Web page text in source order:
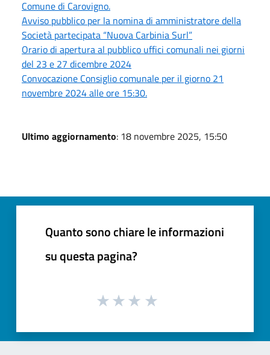
Comune di Carovigno.
Avviso pubblico per la nomina di amministratore della
Società partecipata “Nuova Carbinia Surl”
Orario di apertura al pubblico uffici comunali nei giorni
del 23 e 27 dicembre 2024
Convocazione Consiglio comunale per il giorno 21
novembre 2024 alle ore 15:30.
Ultimo aggiornamento: 18 novembre 2025, 15:50
Quanto sono chiare le informazioni
su questa pagina?